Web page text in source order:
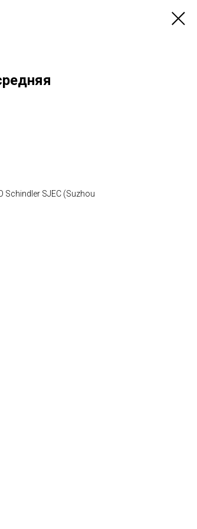
Schindler SJEC (Suzhou